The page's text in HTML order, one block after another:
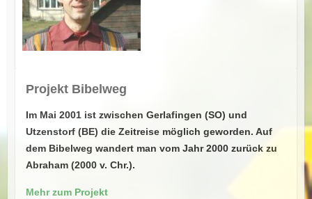
Projekt Bibelweg
Im Mai 2001 ist zwischen Gerlafingen (SO) und
Utzenstorf (BE) die Zeitreise möglich geworden. Auf
dem Bibelweg wandert man vom Jahr 2000 zurück zu
Abraham (2000 v. Chr.).
Mehr zum Projekt